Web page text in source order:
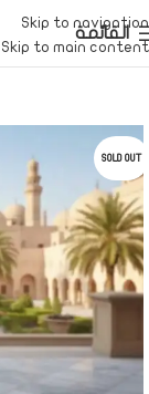
Skip to navigation
Skip to main content
القائمة
SOLD OUT